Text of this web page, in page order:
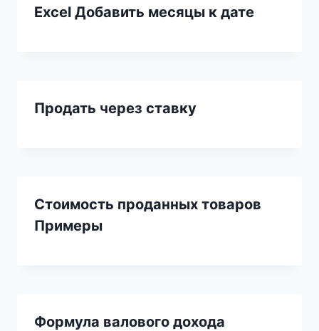
Excel Добавить месяцы к дате
Продать через ставку
Стоимость проданных товаров
Примеры
Формула валового дохода